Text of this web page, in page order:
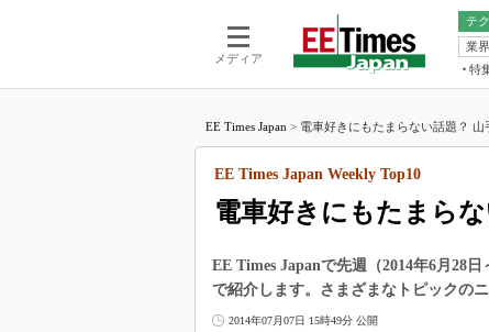
メディア
テ
電池／エネル
業
特
福田昭
大山聡
大原雄
リタイ
学漂流
EE Times Japan > 電車好きにもたまらない話題？ 山
電車好きにもたまら
EE Times Japan Weekly Top10
EE Times Japanで先週（2014年6月28
で紹介します。さまざまなトピックの
2014年07月07日 15時49分 公開